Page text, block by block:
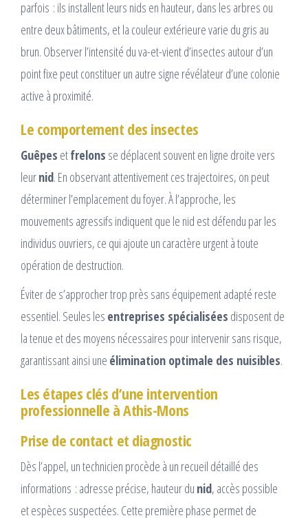
parfois : ils installent leurs nids en hauteur, dans les arbres ou
entre deux bâtiments, et la couleur extérieure varie du gris au
brun. Observer l’intensité du va-et-vient d’insectes autour d’un
point fixe peut constituer un autre signe révélateur d’une colonie
active à proximité.
Le comportement des insectes
Guêpes etfrelons se déplacent souvent en ligne droite vers
leurnid. En observant attentivement ces trajectoires, on peut
déterminer l’emplacement du foyer. À l’approche, les
mouvements agressifs indiquent que le nid est défendu par les
individus ouvriers, ce qui ajoute un caractère urgent à toute
opération de destruction.
Éviter de s’approcher trop près sans équipement adapté reste
essentiel. Seules les entreprises spécialisées disposent de
la tenue et des moyens nécessaires pour intervenir sans risque,
garantissant ainsi une élimination optimale des nuisibles.
Les étapes clés d’une intervention
professionnelle à Athis-Mons
Prise de contact et diagnostic
Dès l’appel, un technicien procède à un recueil détaillé des
informations : adresse précise, hauteur du nid, accès possible
et espèces suspectées. Cette première phase permet de